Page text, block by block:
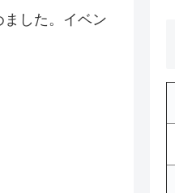
した。イベン